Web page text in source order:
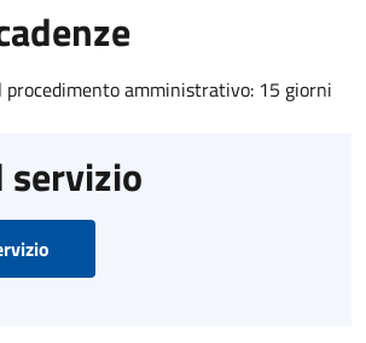
procedimento amministrativo: 15 giorni
servizio